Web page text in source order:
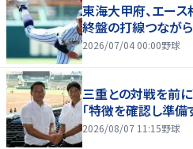
東海大甲府、エー
終盤の打線つなが
2026/07/04 00:00野球
三重との対戦を前
「特徴を確認し準備
2026/08/07 11:15野球